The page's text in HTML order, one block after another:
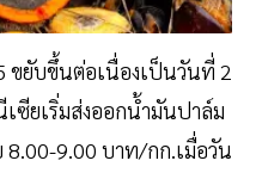
ขยับขึ้นต่อเนื่องเป็นวันที่ 2
เซียเริ่มส่งออกน้ำมันปาล์ม
8.00-9.00 บาท/กก.เมื่อวัน